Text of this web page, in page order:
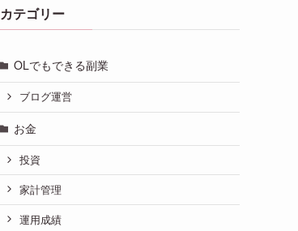
カテゴリー
OLでもできる副業
ブログ運営
お金
投資
家計管理
運用成績